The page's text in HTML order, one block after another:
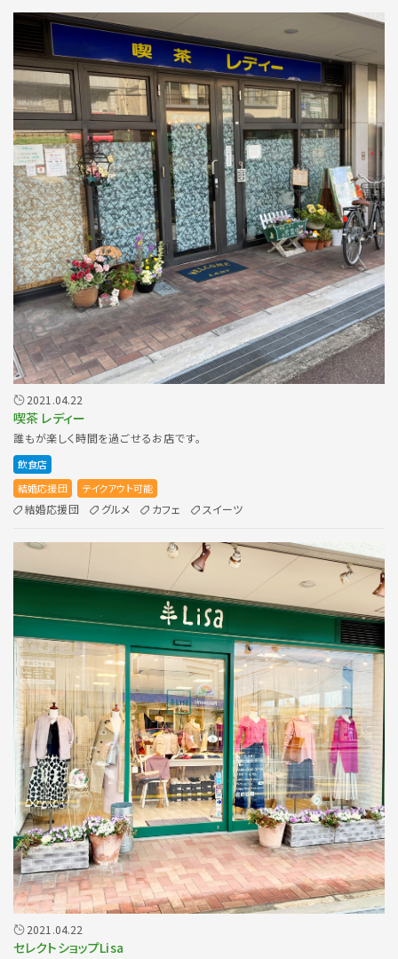
2021.04.22
喫茶 レディー
誰もが楽しく時間を過ごせるお店です。
飲食店
結婚応援団
テイクアウト可能
結婚応援団 グルメ カフェ スイーツ
2021.04.22
セレクトショップLisa